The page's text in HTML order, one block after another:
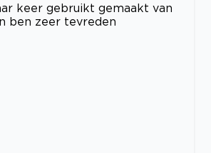
keer gebruikt gemaakt van
ben zeer tevreden